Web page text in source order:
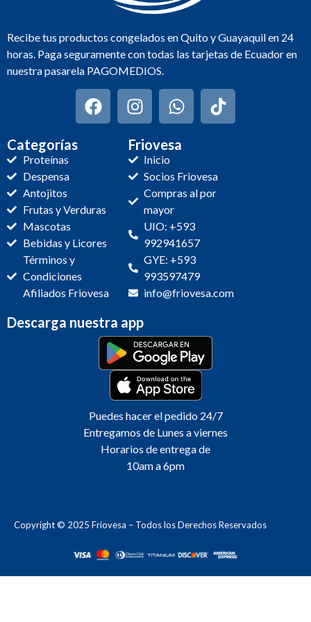
Recibe tus productos congelados en Quito y Guayaquil en 24
horas. Paga seguramente con todas las tarjetas de Ecuador en
nuestra pasarela PAGOMEDIOS.
Categorías
Proteínas
Despensa
Antojitos
Frutas y Verduras
Mascotas
Bebidas y Licores
Términos y
Condiciones
Afiliados Friovesa
Friovesa
Inicio
Socios Friovesa
Compras al por
mayor
UIO: +593
992941657
GYE: +593
993597479
info@friovesa.com
Descarga nuestra app
Puedes hacer el pedido 24/7
Entregamos de Lunes a viernes
Horarios de entrega de
10am a 6pm
Copyright © 2025 Friovesa – Todos los Derechos Reservados